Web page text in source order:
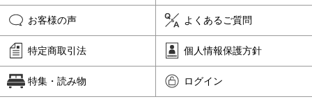
お客様の声 よくあるご質問
特定商取引法 個人情報保護方針
特集・読み物 ログイン